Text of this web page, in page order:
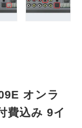
オンラ
費込み 9イ